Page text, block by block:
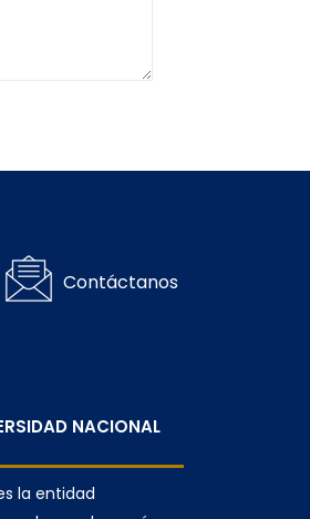
Contáctanos
NACIONAL
la entidad